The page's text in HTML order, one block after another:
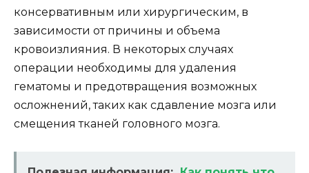
консервативным или хирургическим, в
зависимости от причины и объема
кровоизлияния. В некоторых случаях
операции необходимы для удаления
гематомы и предотвращения возможных
осложнений, таких как сдавление мозга или
смещения тканей головного мозга.